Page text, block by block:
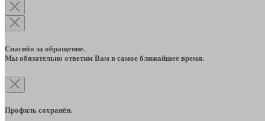
Спасибо за обращение.
Мы обязательно ответим Вам в самое ближайшее время.
Профиль сохранён.